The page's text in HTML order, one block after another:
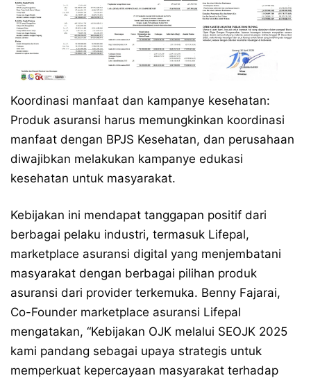
Koordinasi manfaat dan kampanye kesehatan:
Produk asuransi harus memungkinkan koordinasi
manfaat dengan BPJS Kesehatan, dan perusahaan
diwajibkan melakukan kampanye edukasi
kesehatan untuk masyarakat.
Kebijakan ini mendapat tanggapan positif dari
berbagai pelaku industri, termasuk Lifepal,
marketplace asuransi digital yang menjembatani
masyarakat dengan berbagai pilihan produk
asuransi dari provider terkemuka. Benny Fajarai,
Co-Founder marketplace asuransi Lifepal
mengatakan, “Kebijakan OJK melalui SEOJK 2025
kami pandang sebagai upaya strategis untuk
memperkuat kepercayaan masyarakat terhadap